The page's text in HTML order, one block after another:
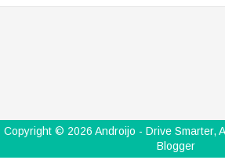
Copyright © 2026 Androijo - Drive Smarter,
Blogger